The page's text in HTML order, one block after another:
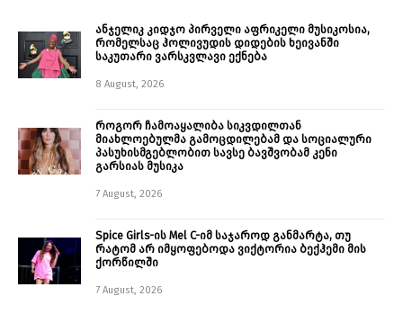
ანჯელიკ კიდჯო პირველი აფრიკელი მუსიკოსია,
რომელსაც ჰოლივუდის დიდების ხეივანში
საკუთარი ვარსკვლავი ექნება
8 August, 2026
როგორ ჩამოაყალიბა სიკვდილთან
მიახლოებულმა გამოცდილებამ და სოციალური
პასუხისმგებლობით სავსე ბავშვობამ კენი
გარსიას მუსიკა
7 August, 2026
Spice Girls-ის Mel C-იმ საჯაროდ განმარტა, თუ
რატომ არ იმყოფებოდა ვიქტორია ბექჰემი მის
ქორწილში
7 August, 2026